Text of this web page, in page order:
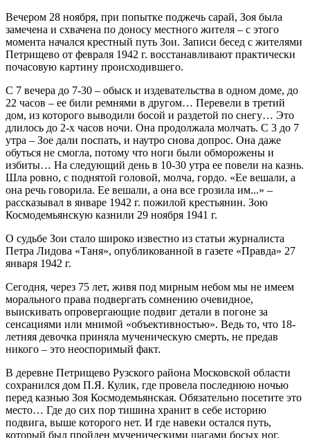
Вечером 28 ноября, при попытке поджечь сарай, Зоя была
замечена и схвачена по доносу местного жителя – с этого
момента начался крестный путь Зои. Записи бесед с жителями
Петрищево от февраля 1942 г. восстанавливают практически
почасовую картину происходившего.
С 7 вечера до 7-30 – обыск и издевательства в одном доме, до
22 часов – ее били ремнями в другом… Перевели в третий
дом, из которого выводили босой и раздетой по снегу… Это
длилось до 2-х часов ночи. Она продолжала молчать. С 3 до 7
утра – Зое дали поспать, и наутро снова допрос. Она даже
обуться не смогла, потому что ноги были обморожены и
избиты… На следующий день в 10-30 утра ее повели на казнь.
Шла ровно, с поднятой головой, молча, гордо. «Ее вешали, а
она речь говорила. Ее вешали, а она все грозила им...» –
рассказывал в январе 1942 г. пожилой крестьянин. Зою
Космодемьянскую казнили 29 ноября 1941 г.
О судьбе Зои стало широко известно из статьи журналиста
Петра Лидова «Таня», опубликованной в газете «Правда» 27
января 1942 г.
Сегодня, через 75 лет, живя под мирным небом мы не имеем
морального права подвергать сомнению очевидное,
выискивать опровергающие подвиг детали в погоне за
сенсациями или мнимой «объективностью». Ведь то, что 18-
летняя девочка приняла мученическую смерть, не предав
никого – это неоспоримый факт.
В деревне Петрищево Рузского района Московской области
сохранился дом П.Я. Кулик, где провела последнюю ночью
перед казнью Зоя Космодемьянская. Обязательно посетите это
место… Где до сих пор тишина хранит в себе историю
подвига, выше которого нет. И где навеки остался путь,
который был пройден мученическими шагами босых ног.